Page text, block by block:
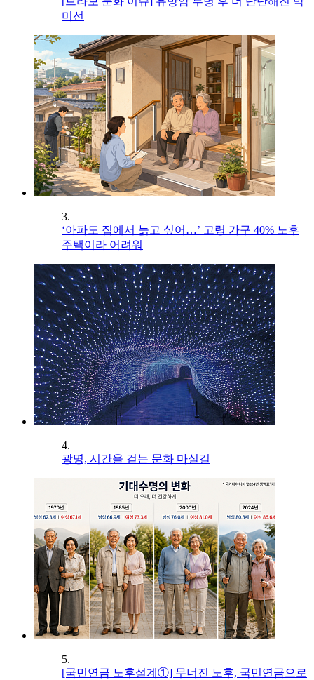
미선
3.
‘아파도 집에서 늙고 싶어…’ 고령 가구 40% 노후
주택이라 어려워
4.
광명, 시간을 걷는 문화 마실길
5.
[국민연금 노후설계①] 무너진 노후, 국민연금으로